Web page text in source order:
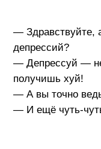
— Здравствуйте,
депрессий?
— Депрессуй —
получишь хуй!
— А вы точно
— И ещё чуть-